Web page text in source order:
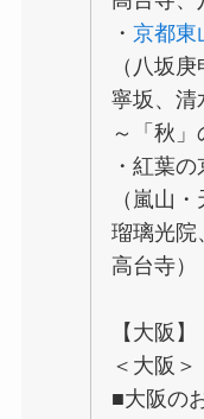
・京都東
（八坂
寧坂、清
～「秋」
・紅葉
（嵐山
瑠璃光院
高台寺）
【大阪】
＜大阪＞
■大阪の